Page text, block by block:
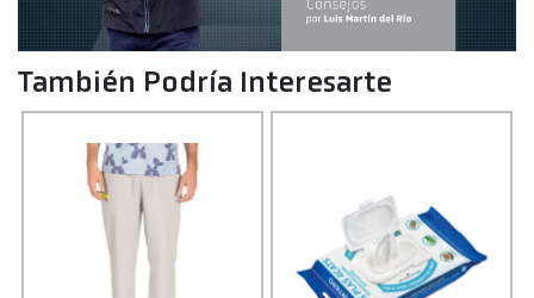
También Podría Interesarte